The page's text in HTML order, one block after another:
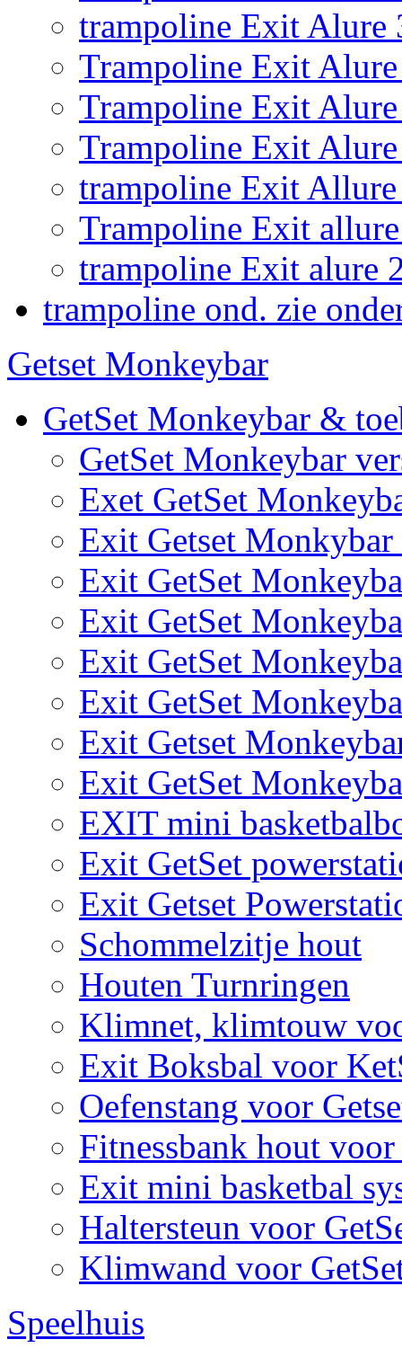
trampoline Exit Alure
Trampoline Exit
Trampoline Exit
Trampoline Exit
trampoline Exit
Trampoline Exit
trampoline Exit alure
trampoline ond. zie
Getset Monkeybar
GetSet Monkeybar &
GetSet Monkeybar
Exet GetSet
Exit Getset
Exit GetSet
Exit GetSet
Exit GetSet
Exit GetSet
Exit Getset
Exit GetSet
EXIT mini
Exit GetSet
Exit Getset
Schommelzitje hout
Houten Turnringen
Klimnet, klimtouw
Exit Boksbal voor
Oefenstang voor
Fitnessbank hout voor
Exit mini basketbal
Haltersteun voor
Klimwand voor
Speelhuis